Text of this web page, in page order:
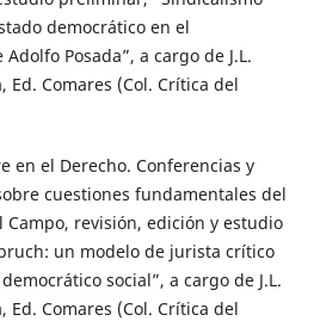
democrático en el
Posada”, a cargo de J.L.
Ed. Comares (Col. Crítica del
en el Derecho. Conferencias y
cuestiones fundamentales del
revisión, edición y estudio
un modelo de jurista crítico
social”, a cargo de J.L.
Ed. Comares (Col. Crítica del